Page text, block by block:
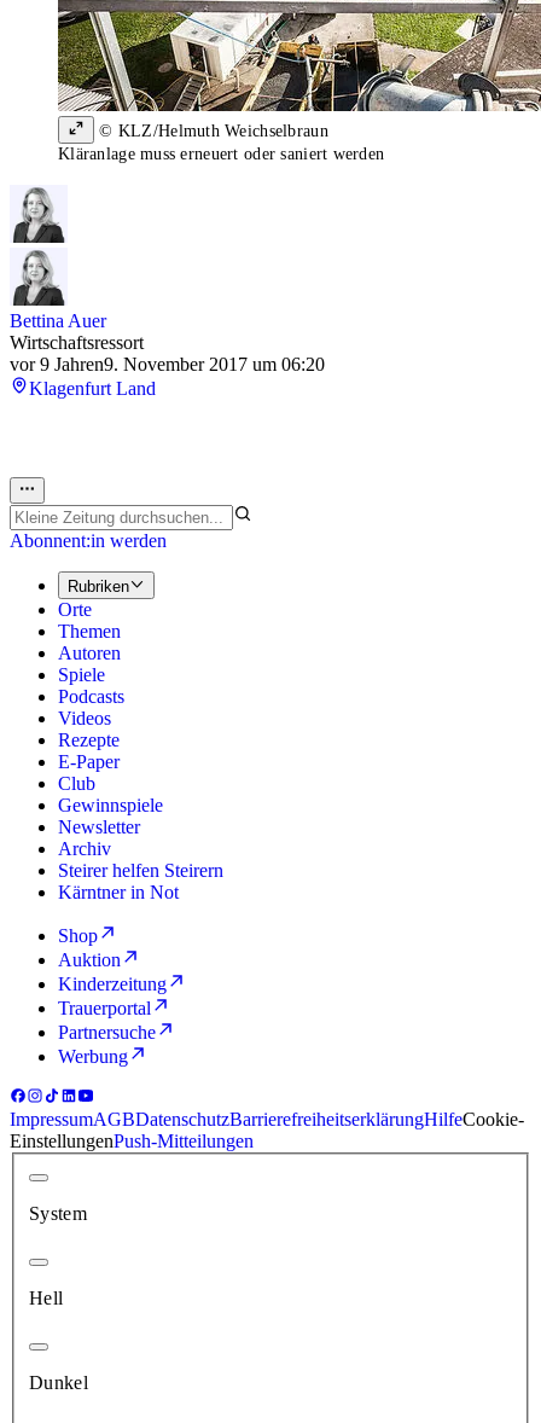
© KLZ/Helmuth Weichselbraun
Kläranlage muss erneuert oder saniert werden
Bettina Auer
Wirtschaftsressort
vor 9 Jahren9. November 2017 um 06:20
Klagenfurt Land
Abonnent:in werden
Rubriken
Orte
Themen
Autoren
Spiele
Podcasts
Videos
Rezepte
E-Paper
Club
Gewinnspiele
Newsletter
Archiv
Steirer helfen Steirern
Kärntner in Not
Shop
Auktion
Kinderzeitung
Trauerportal
Partnersuche
Werbung
ImpressumAGBDatenschutzBarrierefreiheitserklärungHilfeCookie-
EinstellungenPush-Mitteilungen
System
Hell
Dunkel